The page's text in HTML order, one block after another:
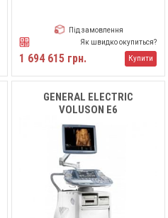
Під замовлення
Як швидко окупиться?
1 694 615 грн. Купити
GENERAL ELECTRIC
VOLUSON E6